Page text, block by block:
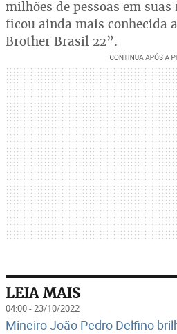
milhões de pessoas em suas
ficou ainda mais conhecida
Brother Brasil 22”.
LEIA MAIS
04:00 - 23/10/2022
Mineiro João Pedro Delfino